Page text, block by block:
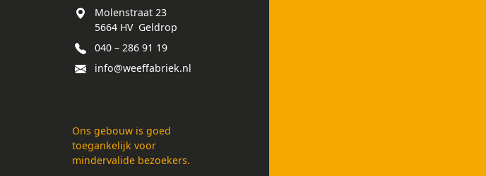
Molenstraat 23
5664 HV Geldrop
040 – 286 91 19
info@weeffabriek.nl
Ons gebouw is goed
toegankelijk voor
mindervalide bezoekers.